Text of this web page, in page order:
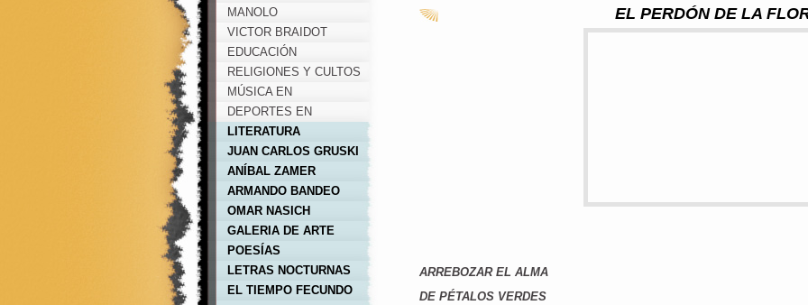
EL PERDÓN DE LA
ARREBOZAR EL ALMA
DE PÉTALOS VERDES
MANOLO
VICTOR BRAIDOT
EDUCACIÓN
RELIGIONES Y CULTOS
MÚSICA EN
AVELLANEDA
DEPORTES EN
AVELLANEDA
LITERATURA
JUAN CARLOS GRUSKI
ANÍBAL ZAMER
ARMANDO BANDEO
OMAR NASICH
GALERIA DE ARTE
POESÍAS
LETRAS NOCTURNAS
EL TIEMPO FECUNDO